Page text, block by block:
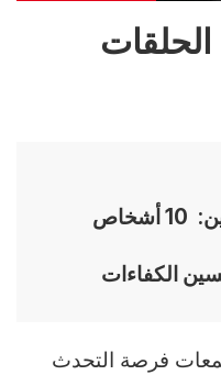
10 أشخاص
الكفاءات
فرصة التحدث